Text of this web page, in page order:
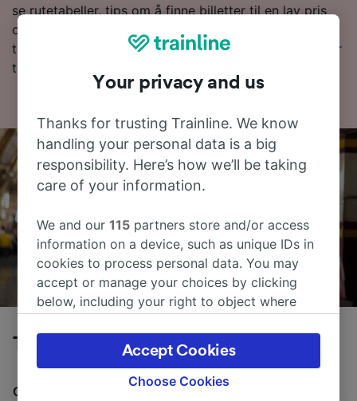
se rutetabeller, tips om å finne billetter til en lav pris
og vanlige spørsmål, inkludert dagens første og siste
tog. Vil du gå rett til bestillingen? Start søket ditt etter
togbilletter hos oss i dag!
Tog fra Lyon til Nantes
Gjennomsnittlig tid å reise fra Lyon til Nantes med tog
Your privacy and us
Thanks for trusting Trainline. We know
handling your personal data is a big
responsibility. Here’s how we’ll be taking
care of your information.
We and our115 partners store and/or access
information on a device, such as unique IDs in
cookies to process personal data. You may
accept or manage your choices by clicking
below, including your right to object where
the privacy policy page. These choices will be
signaled to our partners and will not affect
browsing data. Your data will not be used for
Choose Cookies
Accept Cookies